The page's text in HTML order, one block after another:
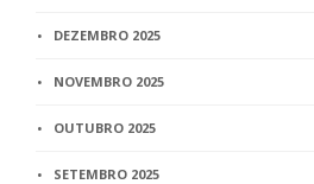
DEZEMBRO 2025
NOVEMBRO 2025
OUTUBRO 2025
SETEMBRO 2025